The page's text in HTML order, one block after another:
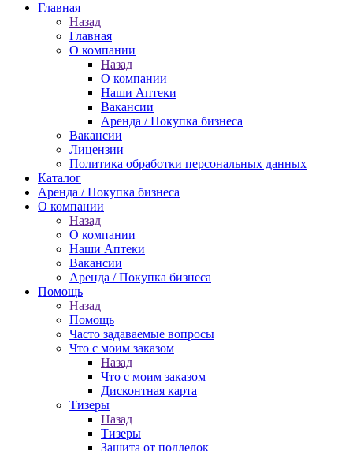
Главная
Назад
Главная
О компании
Назад
О компании
Наши Аптеки
Вакансии
Аренда / Покупка бизнеса
Вакансии
Лицензии
Политика обработки персональных данных
Каталог
Аренда / Покупка бизнеса
О компании
Назад
О компании
Наши Аптеки
Вакансии
Аренда / Покупка бизнеса
Помощь
Назад
Помощь
Часто задаваемые вопросы
Что с моим заказом
Назад
Что с моим заказом
Дисконтная карта
Тизеры
Назад
Тизеры
Защита от подделок